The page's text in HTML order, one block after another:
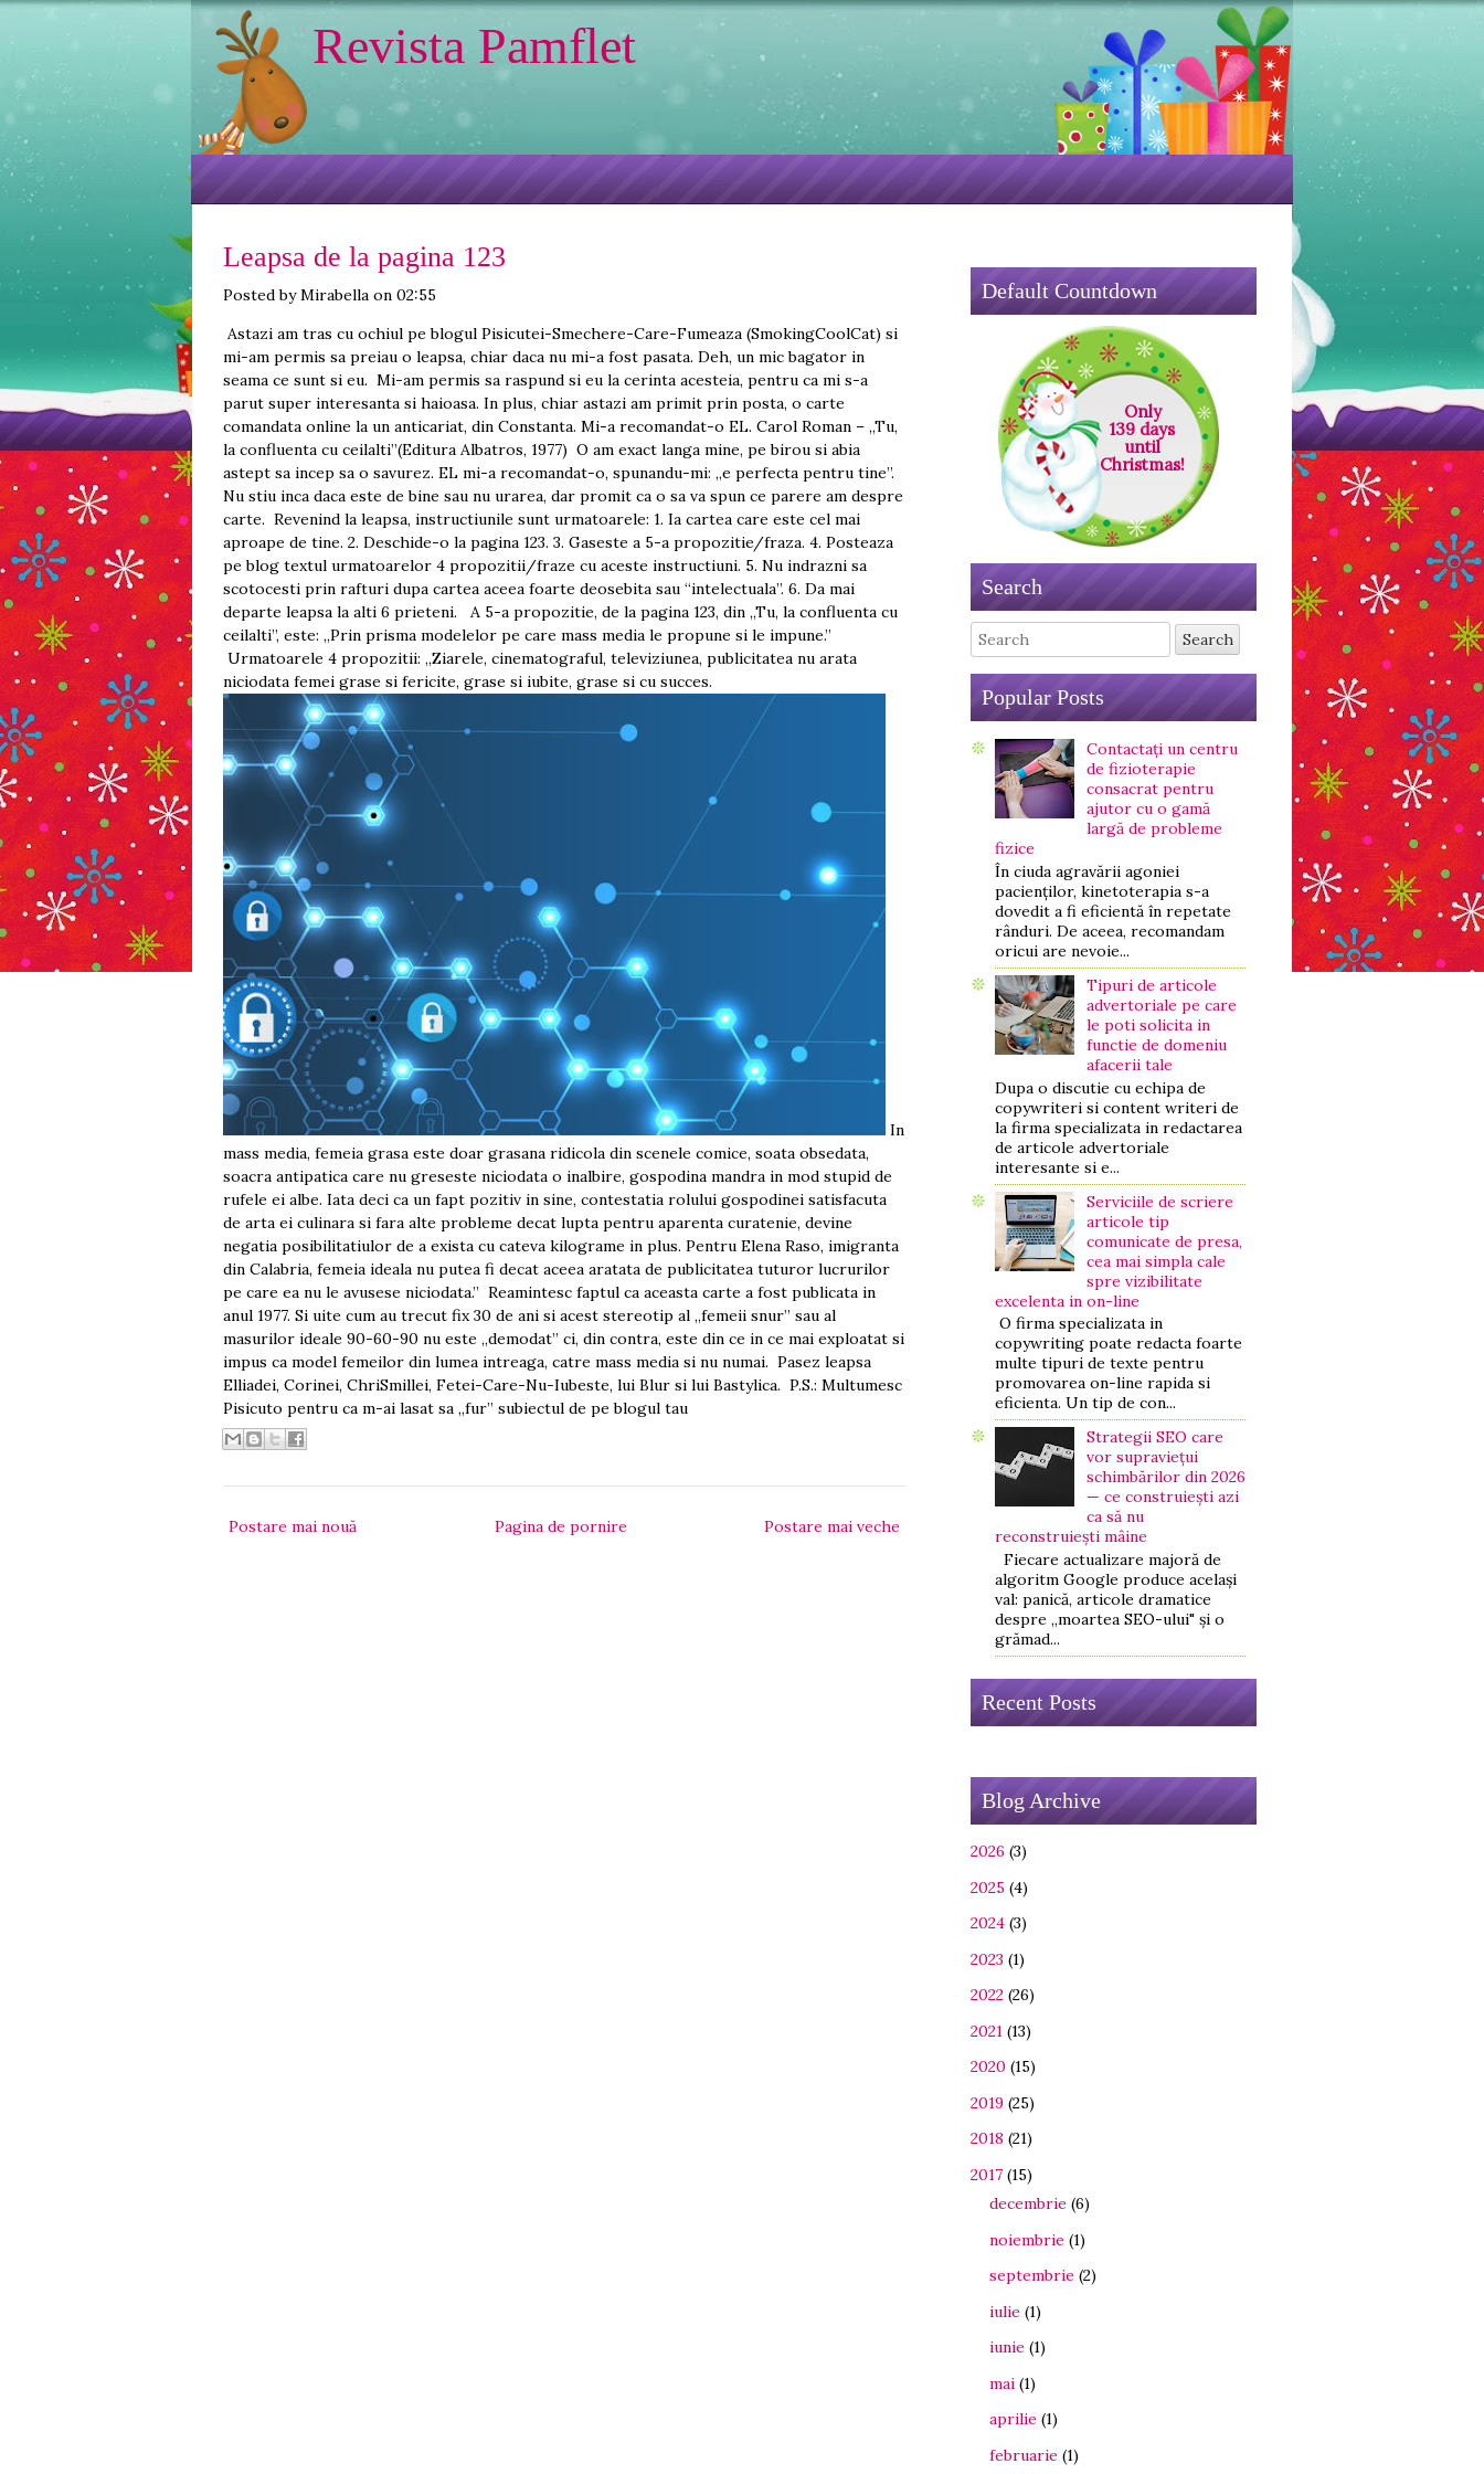
Revista Pamflet
Leapsa de la pagina 123
Posted by Mirabella on 02:55
Astazi am tras cu ochiul pe blogul Pisicutei-Smechere-Care-Fumeaza (SmokingCoolCat) si
mi-am permis sa preiau o leapsa, chiar daca nu mi-a fost pasata. Deh, un mic bagator in
seama ce sunt si eu. Mi-am permis sa raspund si eu la cerinta acesteia, pentru ca mi s-a
parut super interesanta si haioasa. In plus, chiar astazi am primit prin posta, o carte
comandata online la un anticariat, din Constanta. Mi-a recomandat-o EL. Carol Roman – „Tu,
la confluenta cu ceilalti”(Editura Albatros, 1977) O am exact langa mine, pe birou si abia
astept sa incep sa o savurez. EL mi-a recomandat-o, spunandu-mi: „e perfecta pentru tine”.
Nu stiu inca daca este de bine sau nu urarea, dar promit ca o sa va spun ce parere am despre
carte. Revenind la leapsa, instructiunile sunt urmatoarele: 1. Ia cartea care este cel mai
aproape de tine. 2. Deschide-o la pagina 123. 3. Gaseste a 5-a propozitie/fraza. 4. Posteaza
pe blog textul urmatoarelor 4 propozitii/fraze cu aceste instructiuni. 5. Nu indrazni sa
scotocesti prin rafturi dupa cartea aceea foarte deosebita sau “intelectuala”. 6. Da mai
departe leapsa la alti 6 prieteni. A 5-a propozitie, de la pagina 123, din „Tu, la confluenta cu
ceilalti”, este: „Prin prisma modelelor pe care mass media le propune si le impune.”
Urmatoarele 4 propozitii: „Ziarele, cinematograful, televiziunea, publicitatea nu arata
niciodata femei grase si fericite, grase si iubite, grase si cu succes.
In
mass media, femeia grasa este doar grasana ridicola din scenele comice, soata obsedata,
soacra antipatica care nu greseste niciodata o inalbire, gospodina mandra in mod stupid de
rufele ei albe. Iata deci ca un fapt pozitiv in sine, contestatia rolului gospodinei satisfacuta
de arta ei culinara si fara alte probleme decat lupta pentru aparenta curatenie, devine
negatia posibilitatiulor de a exista cu cateva kilograme in plus. Pentru Elena Raso, imigranta
din Calabria, femeia ideala nu putea fi decat aceea aratata de publicitatea tuturor lucrurilor
pe care ea nu le avusese niciodata.” Reamintesc faptul ca aceasta carte a fost publicata in
anul 1977. Si uite cum au trecut fix 30 de ani si acest stereotip al „femeii snur” sau al
masurilor ideale 90-60-90 nu este „demodat” ci, din contra, este din ce in ce mai exploatat si
impus ca model femeilor din lumea intreaga, catre mass media si nu numai. Pasez leapsa
Elliadei, Corinei, ChriSmillei, Fetei-Care-Nu-Iubeste, lui Blur si lui Bastylica. P.S.: Multumesc
Pisicuto pentru ca m-ai lasat sa „fur” subiectul de pe blogul tau
Postare mai nouă Postare mai veche
Pagina de pornire
Default Countdown
Only
139 days
until
Christmas!
Search
Search
Popular Posts
Contactați un centru
de fizioterapie
consacrat pentru
ajutor cu o gamă
largă de probleme
fizice
În ciuda agravării agoniei
pacienților, kinetoterapia s-a
dovedit a fi eficientă în repetate
rânduri. De aceea, recomandam
oricui are nevoie...
Tipuri de articole
advertoriale pe care
le poti solicita in
functie de domeniu
afacerii tale
Dupa o discutie cu echipa de
copywriteri si content writeri de
la firma specializata in redactarea
de articole advertoriale
interesante si e...
Serviciile de scriere
articole tip
comunicate de presa,
cea mai simpla cale
spre vizibilitate
excelenta in on-line
O firma specializata in
copywriting poate redacta foarte
multe tipuri de texte pentru
promovarea on-line rapida si
eficienta. Un tip de con...
Strategii SEO care
vor supraviețui
schimbărilor din 2026
— ce construiești azi
ca să nu
reconstruiești mâine
Fiecare actualizare majoră de
algoritm Google produce același
val: panică, articole dramatice
despre „moartea SEO-ului" și o
grămad...
Recent Posts
Blog Archive
2026 (3)
2025 (4)
2024 (3)
2023 (1)
2022 (26)
2021 (13)
2020 (15)
2019 (25)
2018 (21)
2017 (15)
decembrie (6)
noiembrie (1)
septembrie (2)
iulie (1)
iunie (1)
mai (1)
aprilie (1)
februarie (1)